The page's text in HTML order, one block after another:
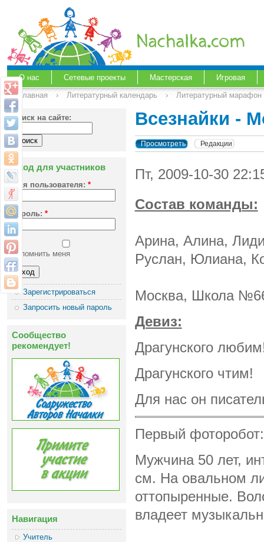
О нас Сетевые проекты Мастерская
Игровая
Главная
› Литературный календарь › Литературный марафон
Поиск на сайте:
Вход для участников
Имя пользователя: *
Пароль: *
Запомнить меня
Зарегистрироваться
Запросить новый пароль
Сообщество
рекомендует!
Навигация
Учитель
Всезнайки -
Просмотреть Редакции
Пт, 2009-10-30
Состав команды:
Арина, Алина,
Руслан, Юлиана,
Москва, Школа
Девиз:
Драгунского
Драгунского чтим!
Для нас он
Первый фоторобот:
Мужчина 50 лет,
см. На овальном
оттопыренные.
владеет